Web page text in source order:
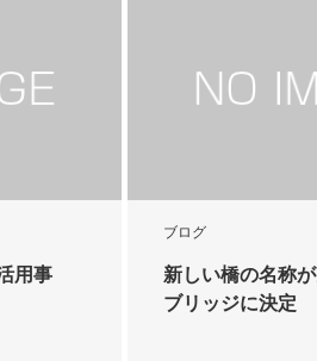
用事
ブログ
新しい橋の名称
ブリッジに決定